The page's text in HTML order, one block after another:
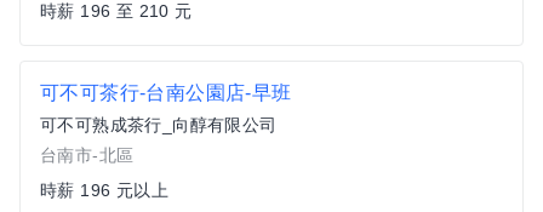
時薪 196 至 210 元
可不可茶行-台南公園店-早班
可不可熟成茶行_向醇有限公司
台南市-北區
時薪 196 元以上